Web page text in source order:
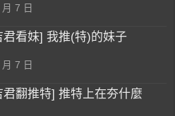
7 日
君看妹] 我推(特)的妹子
7 日
君翻推特] 推特上在夯什麼